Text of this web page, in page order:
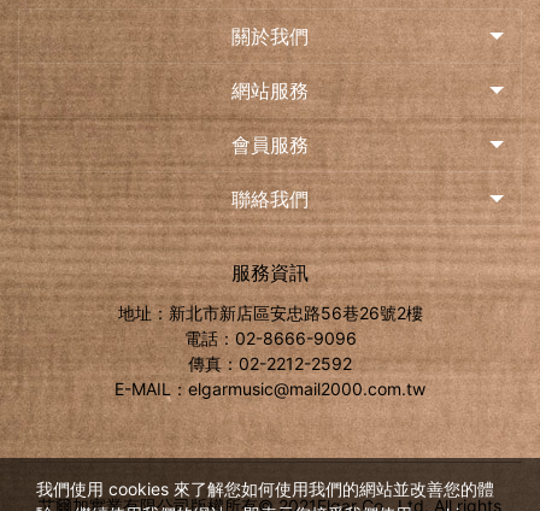
關於我們
網站服務
會員服務
聯絡我們
服務資訊
地址：新北市新店區安忠路56巷26號2樓
電話：02-8666-9096
傳真：02-2212-2592
E-MAIL：elgarmusic@mail2000.com.tw
艾爾加實業有限公司版權所有© 2021Elgar Co., Ltd. All rights
我們使用 cookies 來了解您如何使用我們的網站並改善您的體